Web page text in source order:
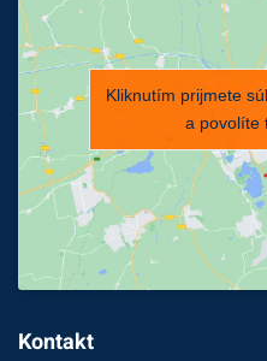
Kliknutím prijmete
a povolíte
Kontakt